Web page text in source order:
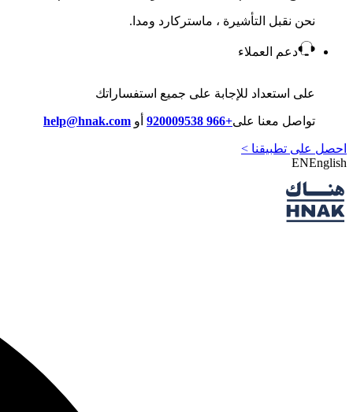
نحن نقبل التأشيرة ، ماستركارد ومدا.
دعم العملاء
على استعداد للإجابة على جميع استفساراتك
تواصل معنا على+966 920009538 أو help@hnak.com
احصل على تطبيقنا >
ENEnglish